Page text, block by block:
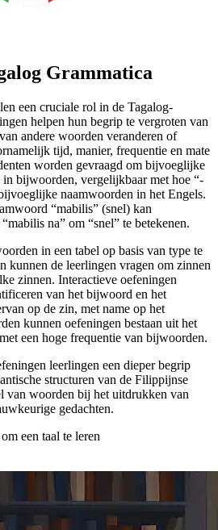
Grammatica
een cruciale rol in de Tagalog-
helpen hun begrip te vergroten van
andere woorden veranderen of
tijd, manier, frequentie en mate
worden gevraagd om bijvoeglijke
in bijwoorden, vergelijkbaar met hoe “-
naamwoorden in het Engels.
“mabilis” (snel) kan
na” om “snel” te betekenen.
in een tabel op basis van type te
kunnen de leerlingen vragen om zinnen
zinnen. Interactieve oefeningen
van het bijwoord en het
op de zin, met name op het
kunnen oefeningen bestaan uit het
een hoge frequentie van bijwoorden.
leerlingen een dieper begrip
structuren van de Filippijnse
van woorden bij het uitdrukken van
gedachten.
een taal te leren